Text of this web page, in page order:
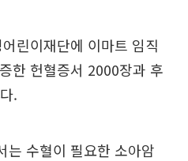
린이재단에 이마트 임직
한 헌혈증서 2000장과 후
.
는 수혈이 필요한 소아암